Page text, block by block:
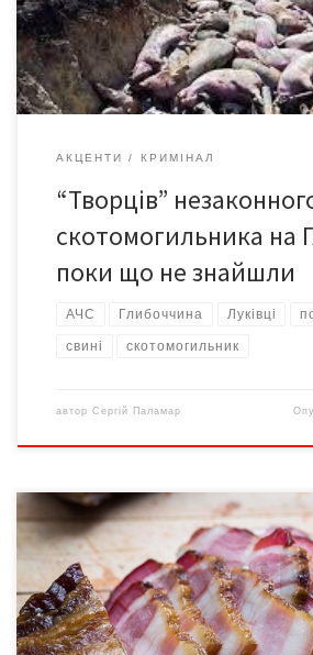
про НП та просили про допомогу. За
полі невідомі викопали яму й […]
АКЦЕНТИ КРИМІНАЛ
“Творців”
скотомогильника на
поки що не знайшли
АЧС Глибоччина Луківці
свині скотомогильник
автор Сергій Паламар
За даними експертів української
торговельних мереж, в Україні за рік усі
дорожчими від 29 % до 80 %. Рекорд у
встановило сало, воно дорожче на 80 %,